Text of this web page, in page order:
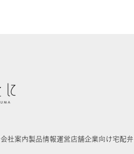
会社案内製品情報運営店舗企業向け宅配弁